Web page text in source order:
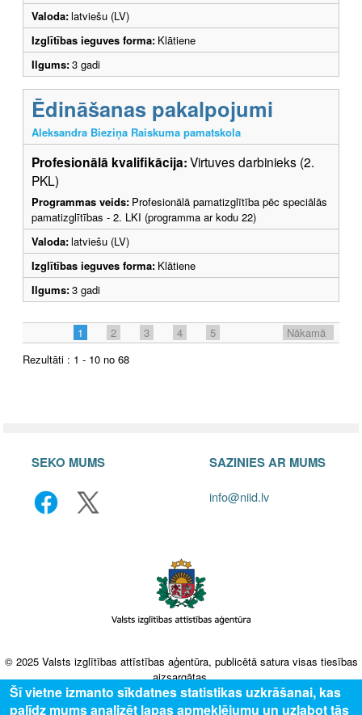
Valoda:latviešu (LV)
Izglītības ieguves forma: Klātiene
Ilgums:3 gadi
Ēdināšanas pakalpojumi
Aleksandra Bieziņa Raiskuma pamatskola
Profesionālā kvalifikācija:Virtuves darbinieks (2.
PKL)
Programmas veids: Profesionālā pamatizglītība pēc speciālās
pamatizglītības - 2. LKI (programma ar kodu 22)
Valoda:latviešu (LV)
Izglītības ieguves forma: Klātiene
Ilgums:3 gadi
1 2 3 4 5
Nākamā
Rezultāti : 1 - 10 no 68
SEKO MUMS SAZINIES AR MUMS
info@niid.lv
© 2025 Valsts izglītības attīstības aģentūra, publicētā satura visas tiesības
aizsargātas.
Šī vietne izmanto sīkdatnes statistikas uzkrāšanai, kas
palīdz mums analizēt lapas apmeklējumu un uzlabot tās